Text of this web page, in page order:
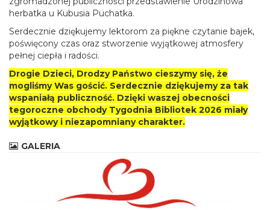
herbatka u Kubusia Puchatka.
Serdecznie dziękujemy lektorom za piękne czytanie bajek,
poświęcony czas oraz stworzenie wyjątkowej atmosfery
pełnej ciepła i radości.
Drogie Dzieci, Drodzy Państwo cieszymy się, że
mogliśmy Was gościć. Serdecznie dziękujemy za tak
wspaniałą publiczność. Dzięki waszej obecności
tegoroczne obchody Tygodnia Bibliotek 2026 miały
wyjątkowy i niezapomniany charakter.
GALERIA